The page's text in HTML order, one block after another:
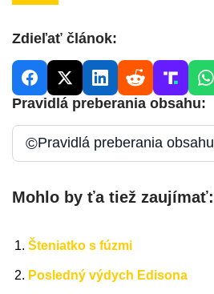
Zdieľať článok:
Pravidlá preberania obsahu:
©Pravidlá preberania obsahu
Mohlo by ťa tiež zaujímať:
Šteniatko s fúzmi
Posledný výdych Edisona